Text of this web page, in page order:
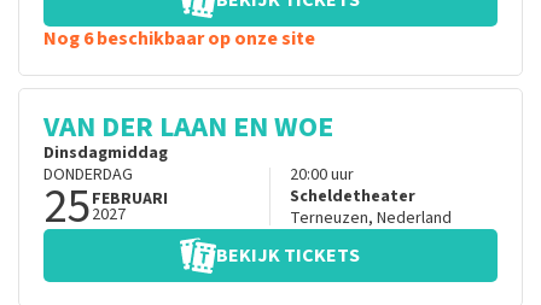
Nog 6 beschikbaar op onze site
VAN DER LAAN EN WOE
Dinsdagmiddag
DONDERDAG
25FEBRUARI
2027
20:00uur
Scheldetheater
Terneuzen, Nederland
BEKIJK TICKETS